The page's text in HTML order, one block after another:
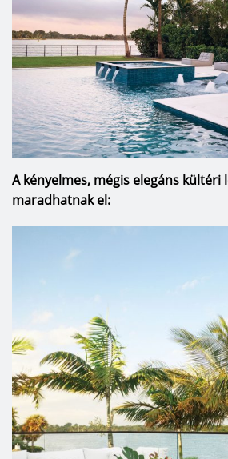
A kényelmes, mégis elegáns
maradhatnak el: